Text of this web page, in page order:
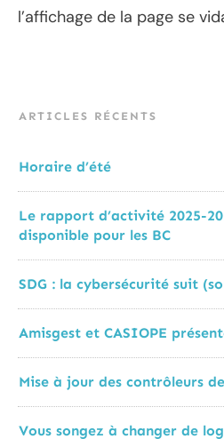
l’affichage de la page se
ARTICLES RÉCENTS
Horaire d’été
Le rapport d’activité 2025-
disponible pour les BC
SDG : la cybersécurité suit
Amisgest et CASIOPE
Mise à jour des contrôleurs
Vous songez à changer de